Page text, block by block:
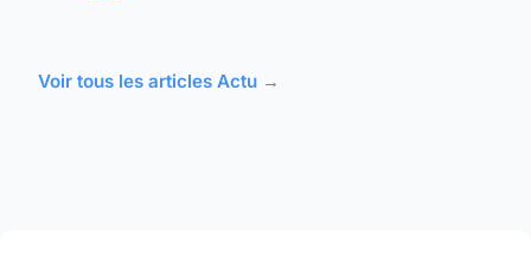
Voir tous les articles Actu →